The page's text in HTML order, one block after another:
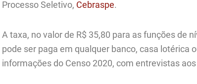
Processo Seletivo, Cebraspe.
A taxa, no valor de R$ 35,80 para as funções de
pode ser paga em qualquer banco, casa lotérica
informações do Censo 2020, com entrevistas